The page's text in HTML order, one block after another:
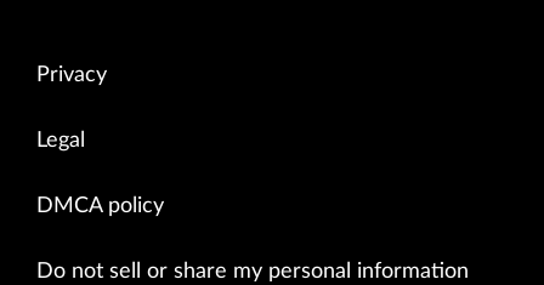
Privacy
Legal
DMCA policy
Do not sell or share my personal information